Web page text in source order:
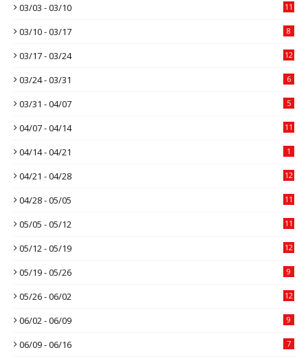
03/03 - 03/10 11
03/10 - 03/17 8
03/17 - 03/24 12
03/24 - 03/31 6
03/31 - 04/07 5
04/07 - 04/14 11
04/14 - 04/21 1
04/21 - 04/28 12
04/28 - 05/05 11
05/05 - 05/12 11
05/12 - 05/19 12
05/19 - 05/26 9
05/26 - 06/02 12
06/02 - 06/09 9
06/09 - 06/16 7